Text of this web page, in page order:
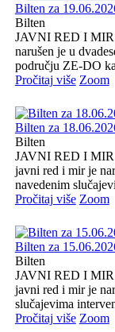
Bilten za
Bilten
JAVNI RED I MIR
narušen je u
području ZE-DO
Pročitaj više Zoom
Bilten za
Bilten
JAVNI RED I MIR
javni red i mir je
navedenim
Pročitaj više Zoom
Bilten za
Bilten
JAVNI RED I MIR
javni red i mir je
slučajevima
Pročitaj više Zoom